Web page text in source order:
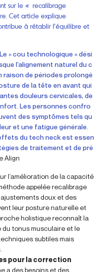
sur le « recalibrage
Cet article explique
à rétablir l’équilibre et
Le « cou technologique » dési
l’alignement naturel du c
raison de périodes prolongé
de la tête en avant qui
douleurs cervicales, de
Les personnes confro
des symptômes tels qu
et une fatigue générale.
du tech neck est essen
de traitement et de pré
Align
l’amélioration de la capacité
appelée recalibrage
doux et des
leur posture naturelle et
holistique reconnaît la
tonus musculaire et le
subtiles mais
pour la correction
a des besoins et des